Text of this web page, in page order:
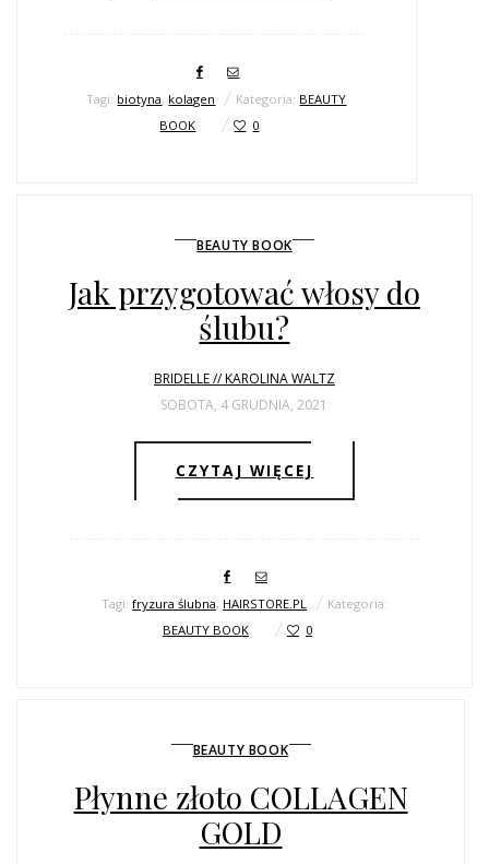
Tagi: biotyna, kolagen Kategoria: BEAUTY
BOOK
0
BEAUTY BOOK
Jak przygotować włosy do
ślubu?
BRIDELLE // KAROLINA WALTZ
SOBOTA, 4 GRUDNIA, 2021
CZYTAJ WIĘCEJ
Tagi: fryzura ślubna, HAIRSTORE.PL
Kategoria:
BEAUTY BOOK
0
BEAUTY BOOK
Płynne złoto COLLAGEN
GOLD